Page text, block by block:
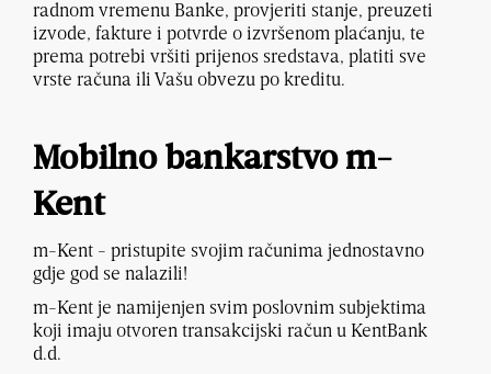
radnom vremenu Banke, provjeriti stanje, preuzeti
izvode, fakture i potvrde o izvršenom plaćanju, te
prema potrebi vršiti prijenos sredstava, platiti sve
vrste računa ili Vašu obvezu po kreditu.
Mobilno bankarstvo m-
Kent
m-Kent - pristupite svojim računima jednostavno
gdje god se nalazili!
m-Kent je namijenjen svim poslovnim subjektima
koji imaju otvoren transakcijski račun u KentBank
d.d.